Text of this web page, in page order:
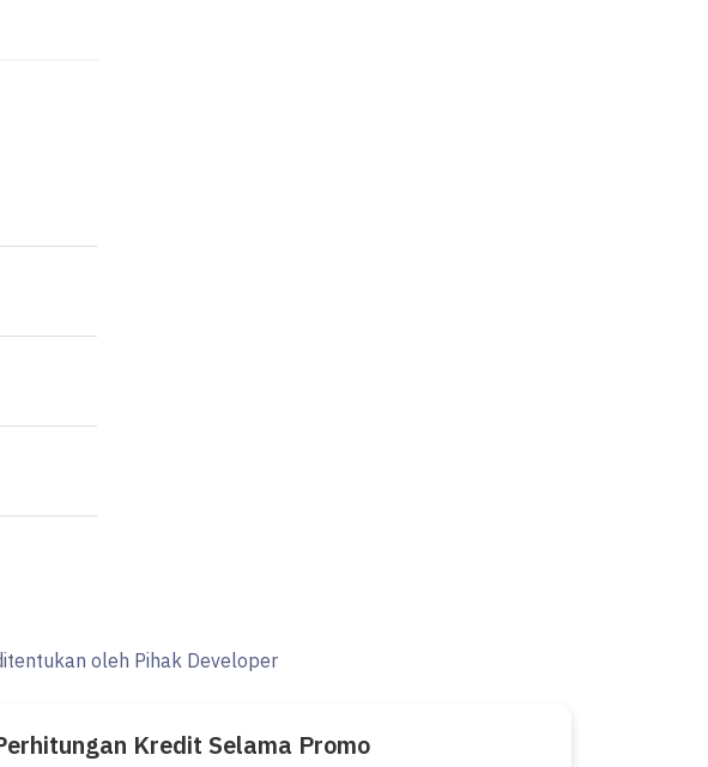
oleh Pihak Developer
Kredit Selama Promo